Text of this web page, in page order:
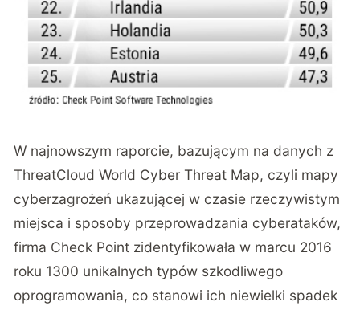
W najnowszym raporcie, bazującym na danych z
ThreatCloud World Cyber Threat Map, czyli mapy
cyberzagrożeń ukazującej w czasie rzeczywistym
miejsca i sposoby przeprowadzania cyberataków,
firma Check Point zidentyfikowała w marcu 2016
roku 1300 unikalnych typów szkodliwego
oprogramowania, co stanowi ich niewielki spadek